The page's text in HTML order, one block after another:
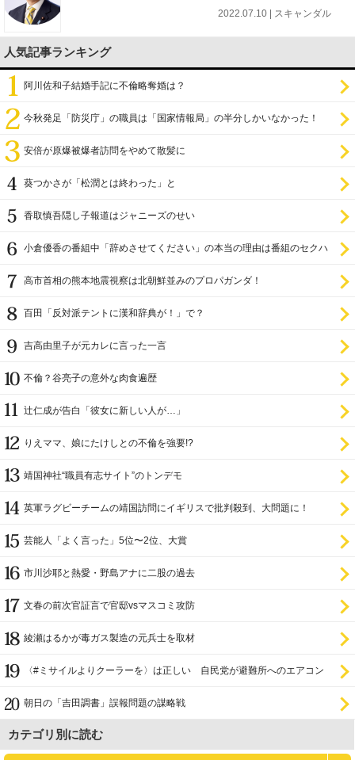
2022.07.10 | スキャンダル
人気記事ランキング
阿川佐和子結婚手記に不倫略奪婚は？
今秋発足「防災庁」の職員は「国家情報局」の半分しかいなかった！
安倍が原爆被爆者訪問をやめて散髪に
葵つかさが「松潤とは終わった」と
香取慎吾隠し子報道はジャニーズのせい
小倉優香の番組中「辞めさせてください」の本当の理由は番組のセクハ
高市首相の熊本地震視察は北朝鮮並みのプロパガンダ！
百田「反対派テントに漢和辞典が！」で？
吉高由里子が元カレに言った一言
不倫？谷亮子の意外な肉食遍歴
辻仁成が告白「彼女に新しい人が…」
りえママ、娘にたけしとの不倫を強要!?
靖国神社“職員有志サイト”のトンデモ
英軍ラグビーチームの靖国訪問にイギリスで批判殺到、大問題に！
芸能人「よく言った」5位〜2位、大賞
市川沙耶と熱愛・野島アナに二股の過去
文春の前次官証言で官邸vsマスコミ攻防
綾瀬はるかが毒ガス製造の元兵士を取材
〈#ミサイルよりクーラーを〉は正しい 自民党が避難所へのエアコン
朝日の「吉田調書」誤報問題の謀略戦
カテゴリ別に読む